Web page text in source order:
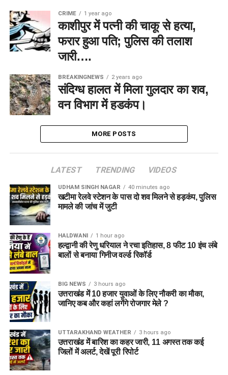
CRIME 1 year ago
काशीपुर में पत्नी की चाकू से हत्या,
फरार हुआ पति; पुलिस की तलाश
जारी….
BREAKINGNEWS 2 years ago
संदिग्ध हालत में मिला गुलदार का शव,
वन विभाग में हडकंप।
MORE POSTS
LATEST TRENDING VIDEOS
UDHAM SINGH NAGAR 40 minutes ago
खटीमा रेलवे स्टेशन के पास दो शव मिलने से हड़कंप, पुलिस
मामले की जांच में जुटी
HALDWANI 1 hour ago
हल्द्वानी की रेणु धरियाल ने रचा इतिहास, 8 फीट 10 इंच लंबे
बालों से बनाया गिनीज वर्ल्ड रिकॉर्ड
BIG NEWS 3 hours ago
उत्तराखंड में 10 हजार युवाओं के लिए नौकरी का मौका,
जानिए कब और कहां लगेंगे रोजगार मेले ?
UTTARAKHAND WEATHER 3 hours ago
उत्तराखंड में बारिश का कहर जारी, 11 अगस्त तक कई
जिलों में अलर्ट, देखें पूरी रिपोर्ट